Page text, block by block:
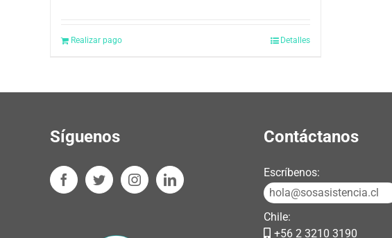
Realizar pago Detalles
Síguenos Contáctanos
Escríbenos:
hola@sosasistencia.cl
Chile:
+56 2 3210 3190